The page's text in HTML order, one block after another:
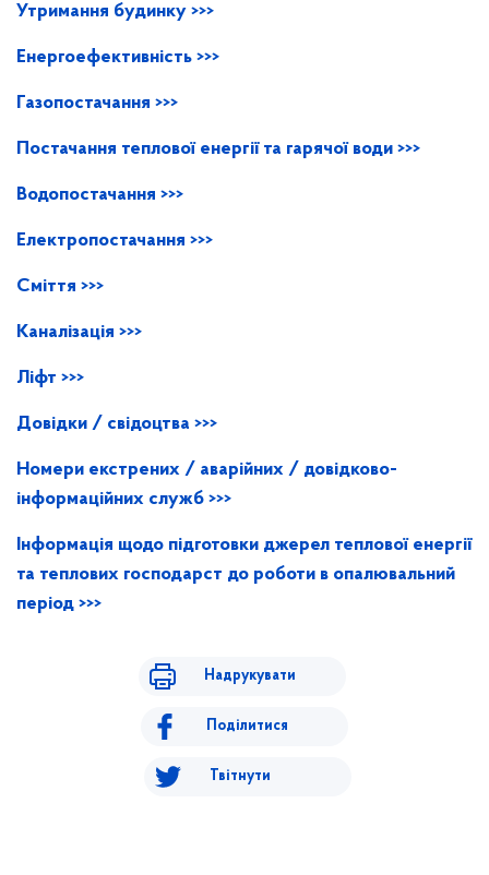
Утримання будинку >>>
Енергоефективність >>>
Газопостачання >>>
Постачання теплової енергії та гарячої води >>>
Водопостачання >>>
Електропостачання >>>
Сміття >>>
Каналізація >>>
Ліфт >>>
Довідки / свідоцтва >>>
Номери екстрених / аварійних / довідково-
інформаційних служб >>>
Інформація щодо підготовки джерел теплової енергії
та теплових господарст до роботи в опалювальний
період >>>
Надрукувати
Поділитися
Твітнути